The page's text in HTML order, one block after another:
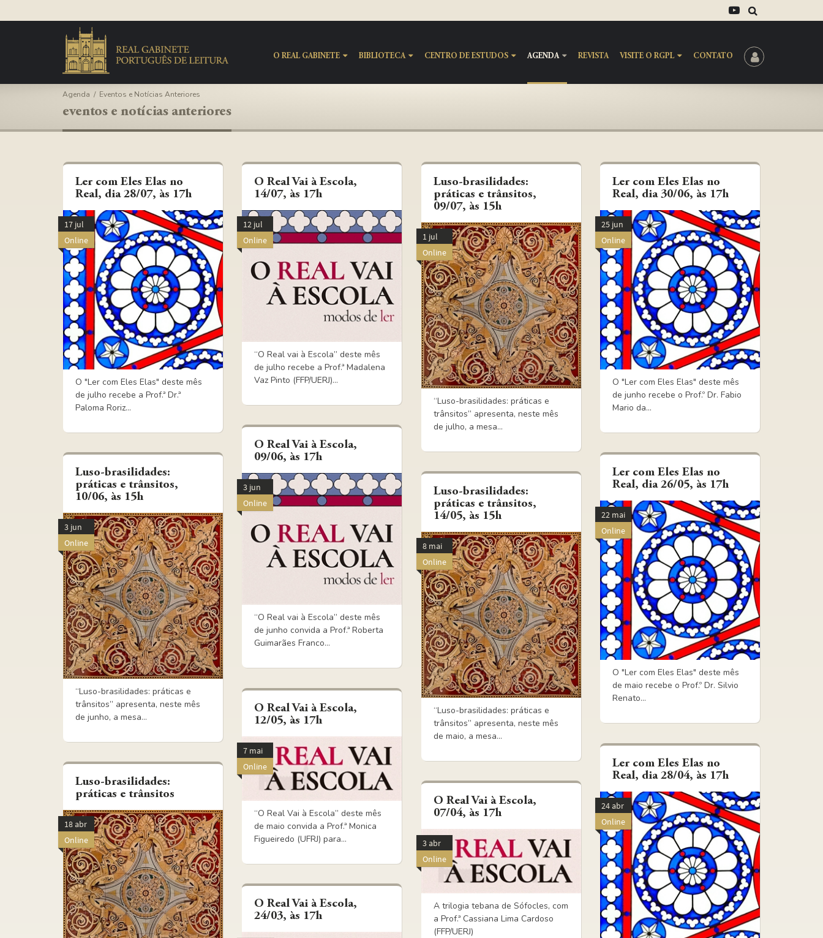
O REAL GABINETE BIBLIOTECA CENTRO DE ESTUDOS AGENDA REVISTA VISITE O RGPL CONTATO
Agenda / Eventos e Notícias Anteriores
eventos e notícias anteriores
Ler com Eles Elas no
Real, dia 28/07, às 17h
17 jul
Online
O "Ler com Eles Elas" deste mês
de julho recebe a Prof.ª Dr.ª
Paloma Roriz...
O Real Vai à Escola,
14/07, às 17h
12 jul
Online
“O Real vai à Escola” deste mês
de julho recebe a Prof.ª Madalena
Vaz Pinto (FFP/UERJ)...
Luso-brasilidades:
práticas e trânsitos,
09/07, às 15h
1 jul
Online
“Luso-brasilidades: práticas e
trânsitos” apresenta, neste mês
de julho, a mesa...
Ler com Eles Elas no
Real, dia 30/06, às 17h
25 jun
Online
O "Ler com Eles Elas" deste mês
de junho recebe o Prof.º Dr. Fabio
Mario da...
O Real Vai à Escola,
09/06, às 17h
3 jun
Online
“O Real vai à Escola” deste mês
de junho convida a Prof.ª Roberta
Guimarães Franco...
Luso-brasilidades:
práticas e trânsitos,
10/06, às 15h
3 jun
Online
“Luso-brasilidades: práticas e
trânsitos” apresenta, neste mês
de junho, a mesa...
Ler com Eles Elas no
Real, dia 26/05, às 17h
22 mai
Online
O "Ler com Eles Elas" deste mês
de maio recebe o Prof.º Dr. Silvio
Renato...
Luso-brasilidades:
práticas e trânsitos,
14/05, às 15h
8 mai
Online
“Luso-brasilidades: práticas e
trânsitos” apresenta, neste mês
de maio, a mesa...
O Real Vai à Escola,
12/05, às 17h
7 mai
Online
“O Real Vai à Escola” deste mês
de maio convida a Prof.ª Monica
Figueiredo (UFRJ) para...
Ler com Eles Elas no
Real, dia 28/04, às 17h
24 abr
Online
Luso-brasilidades:
práticas e trânsitos
18 abr
Online
O Real Vai à Escola,
07/04, às 17h
3 abr
Online
A trilogia tebana de Sófocles, com
a Prof.ª Cassiana Lima Cardoso
(FFP/UERJ)
O Real Vai à Escola,
24/03, às 17h